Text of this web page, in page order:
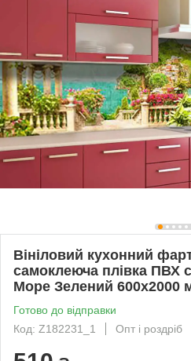
Вініловий кухонний
самоклеюча плівка ПВХ
Море Зелений 600х2000
Готово до відправки
Код: Z182231_1
Опт і роздріб